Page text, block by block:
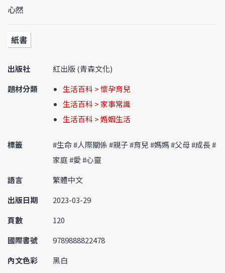
心然
紙書
出版社
紅出版 (青森文化)
題材分類
生活百科 > 懷孕育兒
生活百科 > 家事常識
生活百科 > 婚姻生活
標籤
#生命 #人際關係 #親子 #育兒 #媽媽 #父母 #成長 #
家庭 #愛 #心靈
語言
繁體中文
出版日期
2023-03-29
頁數
120
國際書號
9789888822478
內文色彩
黑白